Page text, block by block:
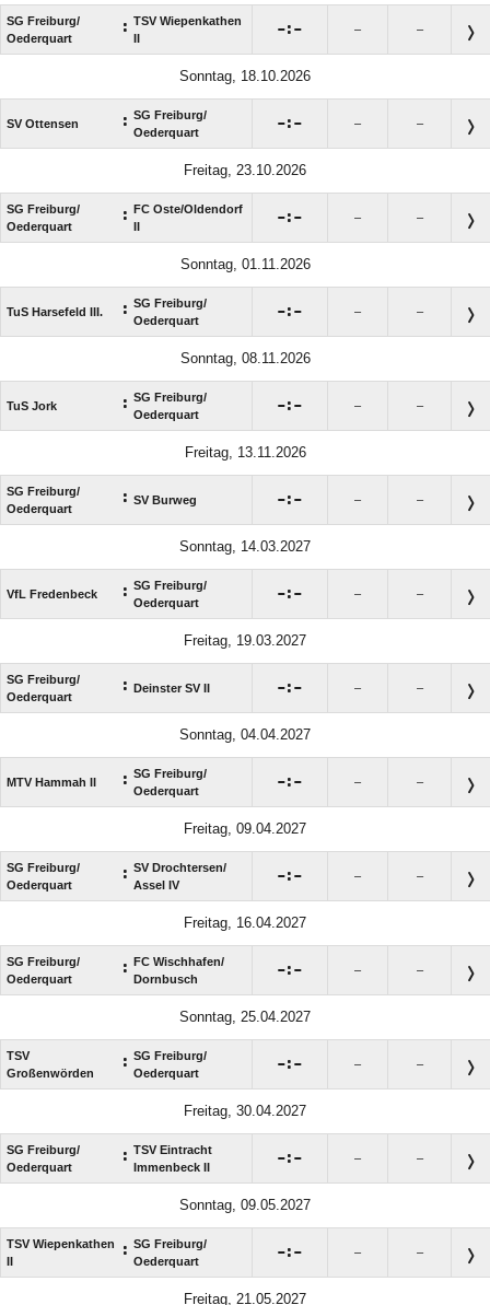
SG Freiburg/​
Oederquart
: TSV Wiepenkathen
: – –
Sonntag, 18.10.2026
SV Ottensen : SG Freiburg/​
Oederquart
: – –
Freitag, 23.10.2026
SG Freiburg/​
Oederquart
:
FC Oste/​Oldendorf
: – –
Sonntag, 01.11.2026
TuS Harsefeld III. : SG Freiburg/​
Oederquart
: – –
Sonntag, 08.11.2026
TuS Jork : SG Freiburg/​
Oederquart
: – –
Freitag, 13.11.2026
SG Freiburg/​
Oederquart
: SV Burweg : – –
Sonntag, 14.03.2027
VfL Fredenbeck : SG Freiburg/​
Oederquart
: – –
Freitag, 19.03.2027
SG Freiburg/​
Oederquart
: Deinster SV II : – –
Sonntag, 04.04.2027
MTV Hammah II : SG Freiburg/​
Oederquart
: – –
Freitag, 09.04.2027
SG Freiburg/​
Oederquart
: SV Drochtersen/​
Assel IV
: – –
Freitag, 16.04.2027
SG Freiburg/​
Oederquart
:
FC Wischhafen/​
Dornbusch
: – –
Sonntag, 25.04.2027
TSV
Großenwörden
: SG Freiburg/​
Oederquart
: – –
Freitag, 30.04.2027
SG Freiburg/​
Oederquart
: TSV Eintracht
Immenbeck II
: – –
Sonntag, 09.05.2027
TSV Wiepenkathen
: SG Freiburg/​
Oederquart
: – –
Freitag, 21.05.2027